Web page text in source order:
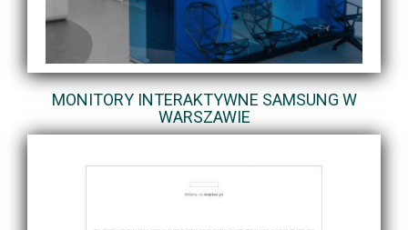
MONITORY INTERAKTYWNE SAMSUNG W
WARSZAWIE